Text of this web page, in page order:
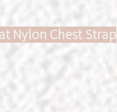
Nylon Chest Strap